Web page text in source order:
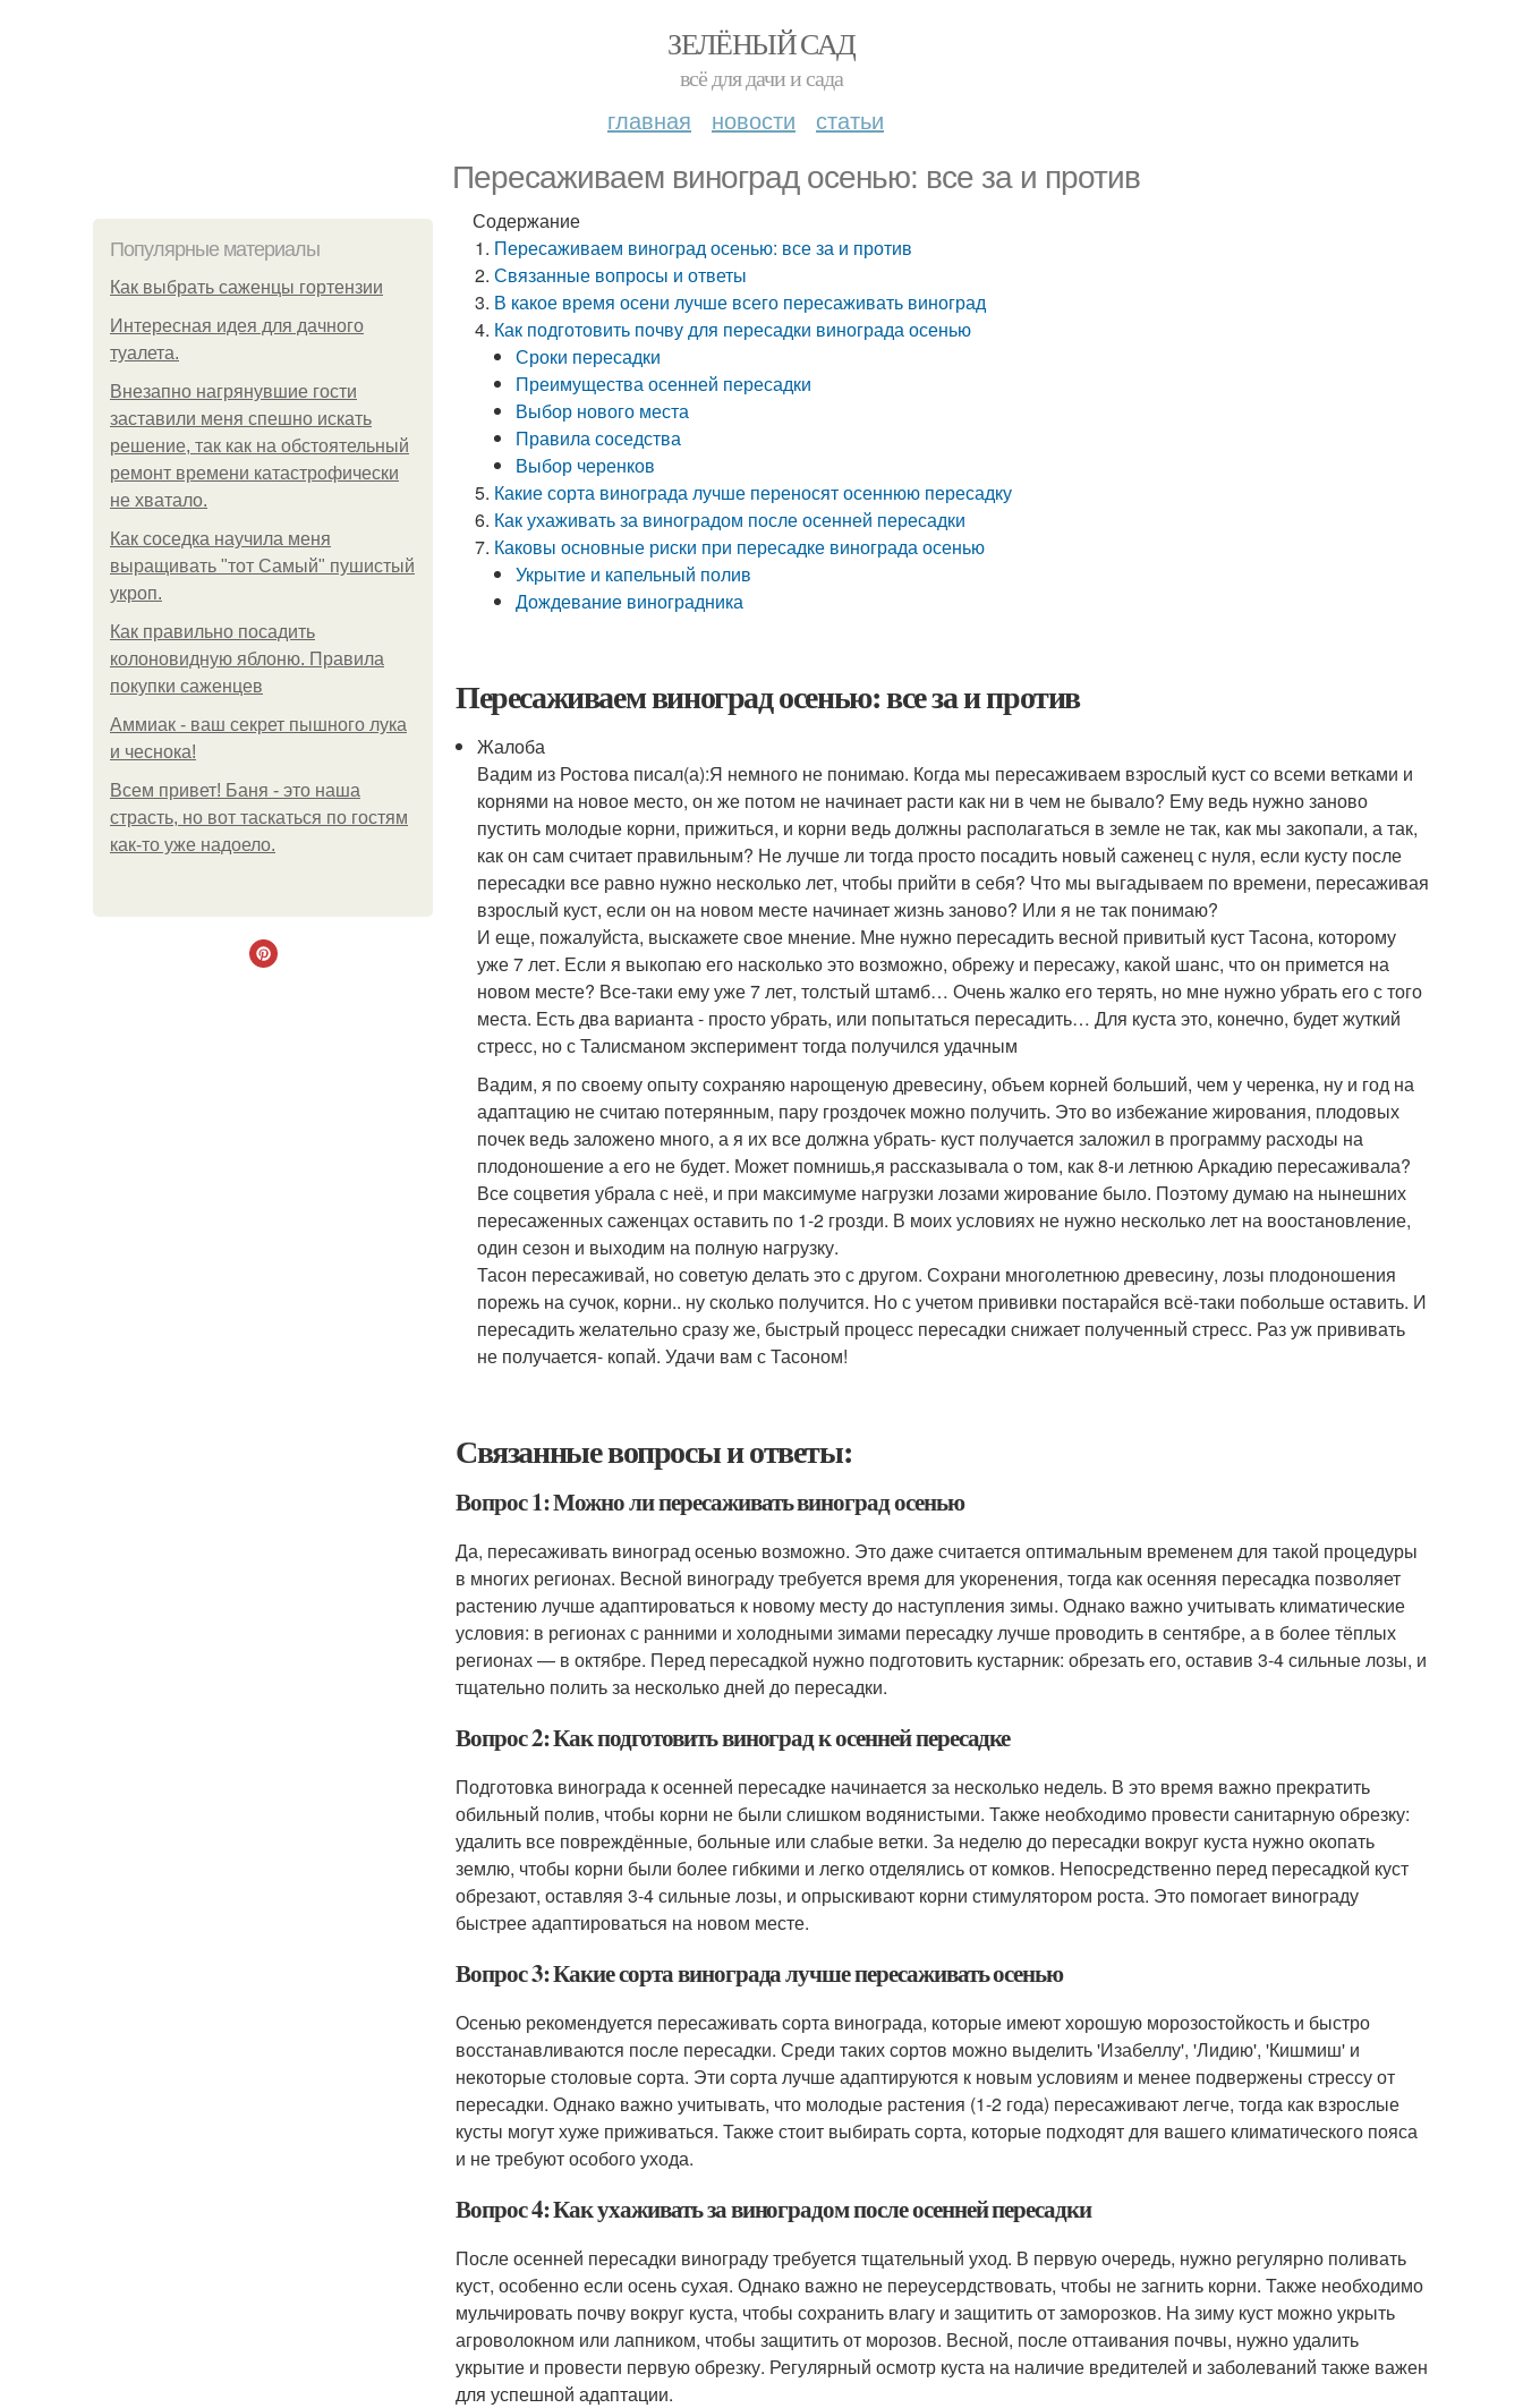
ЗЕЛЁНЫЙ САД
всё для дачи и сада
главная новости статьи
Пересаживаем виноград осенью: все за и против
Популярные материалы
Как выбрать саженцы гортензии
Интересная идея для дачного
туалета.
Внезапно нагрянувшие гости
заставили меня спешно искать
решение, так как на обстоятельный
ремонт времени катастрофически
не хватало.
Как соседка научила меня
выращивать "тот Самый" пушистый
укроп.
Как правильно посадить
колоновидную яблоню. Правила
покупки саженцев
Аммиак - ваш секрет пышного лука
и чеснока!
Всем привет! Баня - это наша
страсть, но вот таскаться по гостям
как-то уже надоело.
Содержание
Пересаживаем виноград осенью: все за и против
Связанные вопросы и ответы
В какое время осени лучше всего пересаживать виноград
Как подготовить почву для пересадки винограда осенью
Сроки пересадки
Преимущества осенней пересадки
Выбор нового места
Правила соседства
Выбор черенков
Какие сорта винограда лучше переносят осеннюю пересадку
Как ухаживать за виноградом после осенней пересадки
Каковы основные риски при пересадке винограда осенью
Укрытие и капельный полив
Дождевание виноградника
Пересаживаем виноград осенью: все за и против
Жалоба
Вадим из Ростова писал(а):Я немного не понимаю. Когда мы пересаживаем взрослый куст со всеми ветками и
корнями на новое место, он же потом не начинает расти как ни в чем не бывало? Ему ведь нужно заново
пустить молодые корни, прижиться, и корни ведь должны располагаться в земле не так, как мы закопали, а так,
как он сам считает правильным? Не лучше ли тогда просто посадить новый саженец с нуля, если кусту после
пересадки все равно нужно несколько лет, чтобы прийти в себя? Что мы выгадываем по времени, пересаживая
взрослый куст, если он на новом месте начинает жизнь заново? Или я не так понимаю?
И еще, пожалуйста, выскажете свое мнение. Мне нужно пересадить весной привитый куст Тасона, которому
уже 7 лет. Если я выкопаю его насколько это возможно, обрежу и пересажу, какой шанс, что он примется на
новом месте? Все-таки ему уже 7 лет, толстый штамб… Очень жалко его терять, но мне нужно убрать его с того
места. Есть два варианта - просто убрать, или попытаться пересадить… Для куста это, конечно, будет жуткий
стресс, но с Талисманом эксперимент тогда получился удачным
Вадим, я по своему опыту сохраняю нарощеную древесину, объем корней больший, чем у черенка, ну и год на
адаптацию не считаю потерянным, пару гроздочек можно получить. Это во избежание жирования, плодовых
почек ведь заложено много, а я их все должна убрать- куст получается заложил в программу расходы на
плодоношение а его не будет. Может помнишь,я рассказывала о том, как 8-и летнюю Аркадию пересаживала?
Все соцветия убрала с неё, и при максимуме нагрузки лозами жирование было. Поэтому думаю на нынешних
пересаженных саженцах оставить по 1-2 грозди. В моих условиях не нужно несколько лет на воостановление,
один сезон и выходим на полную нагрузку.
Тасон пересаживай, но советую делать это с другом. Сохрани многолетнюю древесину, лозы плодоношения
порежь на сучок, корни.. ну сколько получится. Но с учетом прививки постарайся всё-таки побольше оставить. И
пересадить желательно сразу же, быстрый процесс пересадки снижает полученный стресс. Раз уж прививать
не получается- копай. Удачи вам с Тасоном!
Связанные вопросы и ответы:
Вопрос 1: Можно ли пересаживать виноград осенью
Да, пересаживать виноград осенью возможно. Это даже считается оптимальным временем для такой процедуры
в многих регионах. Весной винограду требуется время для укоренения, тогда как осенняя пересадка позволяет
растению лучше адаптироваться к новому месту до наступления зимы. Однако важно учитывать климатические
условия: в регионах с ранними и холодными зимами пересадку лучше проводить в сентябре, а в более тёплых
регионах — в октябре. Перед пересадкой нужно подготовить кустарник: обрезать его, оставив 3-4 сильные лозы, и
тщательно полить за несколько дней до пересадки.
Вопрос 2: Как подготовить виноград к осенней пересадке
Подготовка винограда к осенней пересадке начинается за несколько недель. В это время важно прекратить
обильный полив, чтобы корни не были слишком водянистыми. Также необходимо провести санитарную обрезку:
удалить все повреждённые, больные или слабые ветки. За неделю до пересадки вокруг куста нужно окопать
землю, чтобы корни были более гибкими и легко отделялись от комков. Непосредственно перед пересадкой куст
обрезают, оставляя 3-4 сильные лозы, и опрыскивают корни стимулятором роста. Это помогает винограду
быстрее адаптироваться на новом месте.
Вопрос 3: Какие сорта винограда лучше пересаживать осенью
Осенью рекомендуется пересаживать сорта винограда, которые имеют хорошую морозостойкость и быстро
восстанавливаются после пересадки. Среди таких сортов можно выделить 'Изабеллу', 'Лидию', 'Кишмиш' и
некоторые столовые сорта. Эти сорта лучше адаптируются к новым условиям и менее подвержены стрессу от
пересадки. Однако важно учитывать, что молодые растения (1-2 года) пересаживают легче, тогда как взрослые
кусты могут хуже приживаться. Также стоит выбирать сорта, которые подходят для вашего климатического пояса
и не требуют особого ухода.
Вопрос 4: Как ухаживать за виноградом после осенней пересадки
После осенней пересадки винограду требуется тщательный уход. В первую очередь, нужно регулярно поливать
куст, особенно если осень сухая. Однако важно не переусердствовать, чтобы не загнить корни. Также необходимо
мульчировать почву вокруг куста, чтобы сохранить влагу и защитить от заморозков. На зиму куст можно укрыть
агроволокном или лапником, чтобы защитить от морозов. Весной, после оттаивания почвы, нужно удалить
укрытие и провести первую обрезку. Регулярный осмотр куста на наличие вредителей и заболеваний также важен
для успешной адаптации.